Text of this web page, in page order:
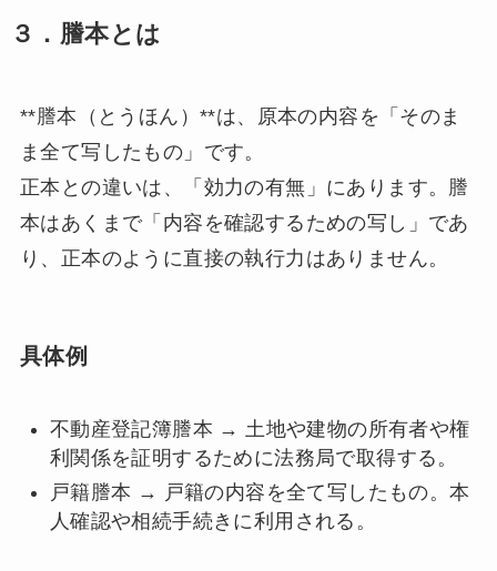
３．謄本とは
**謄本（とうほん）**は、原本の内容を「そのま
ま全て写したもの」です。
正本との違いは、「効力の有無」にあります。謄
本はあくまで「内容を確認するための写し」であ
り、正本のように直接の執行力はありません。
具体例
不動産登記簿謄本 → 土地や建物の所有者や権
利関係を証明するために法務局で取得する。
戸籍謄本 → 戸籍の内容を全て写したもの。本
人確認や相続手続きに利用される。